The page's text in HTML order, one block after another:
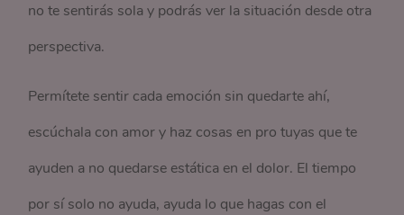
no te sentirás sola y podrás ver la situación desde otra
perspectiva.
Permítete sentir cada emoción sin quedarte ahí,
escúchala con amor y haz cosas en pro tuyas que te
ayuden a no quedarse estática en el dolor. El tiempo
por sí solo no ayuda, ayuda lo que hagas con el